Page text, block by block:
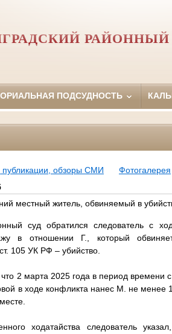
РАЙОННЫЙ
ПОДСУДНОСТЬ
публикации, обзоры СМИ
Фотогалерея
местный житель, обвиняемый в
суд обратился следователь с
в отношении Г., который
105 УК РФ – убийство.
что 2 марта 2025 года в период времени
в ходе конфликта нанес М. не менее
ходатайства следователь